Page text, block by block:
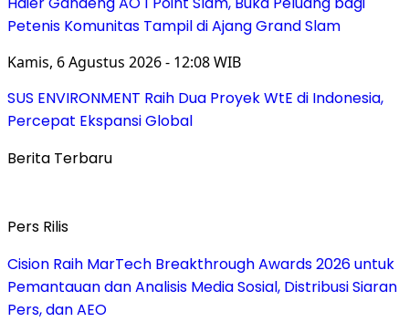
Petenis Komunitas Tampil di Ajang Grand Slam
Kamis, 6 Agustus 2026 - 12:08 WIB
SUS ENVIRONMENT Raih Dua Proyek WtE di Indonesia,
Percepat Ekspansi Global
Berita Terbaru
Pers Rilis
Cision Raih MarTech Breakthrough Awards 2026 untuk
Pemantauan dan Analisis Media Sosial, Distribusi Siaran
Pers, dan AEO